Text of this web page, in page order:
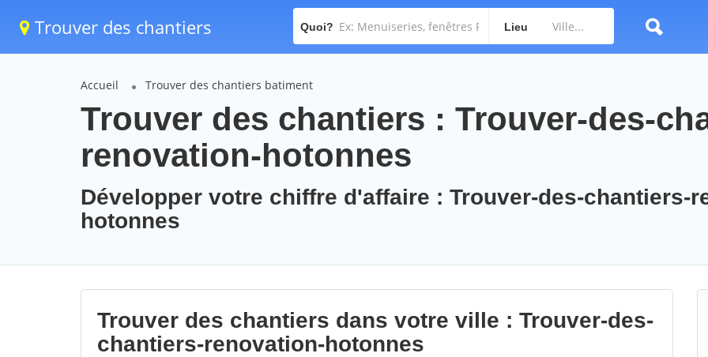
Trouver des chantiers Quoi? Lieu
Accueil Trouver des chantiers batiment
Trouver des chantiers : Trouver-des-
renovation-hotonnes
Développer votre chiffre d'affaire : Trouver-des-chantiers-
hotonnes
Trouver des chantiers dans votre ville : Trouver-des-
chantiers-renovation-hotonnes